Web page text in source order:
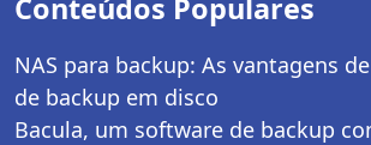
Conteúdos Populares
NAS para backup: As vantagens
de backup em disco
Bacula, um software de backup